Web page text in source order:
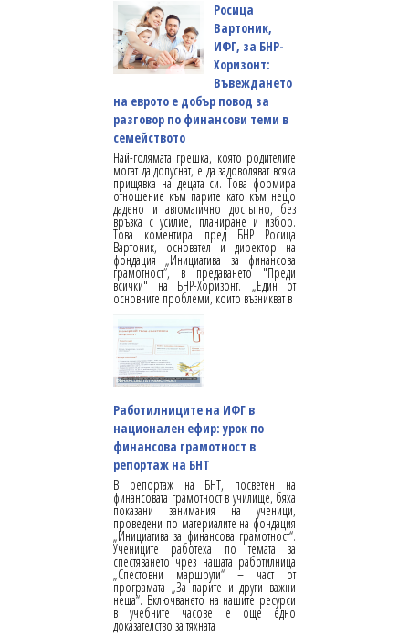
Росица
Вартоник,
ИФГ, за БНР-
Хоризонт:
Въвеждането
на еврото е добър повод за
разговор по финансови теми в
семейството
Най-голямата грешка, която родителите
могат да допуснат, е да задоволяват всяка
прищявка на децата си. Това формира
отношение към парите като към нещо
дадено и автоматично достъпно, без
връзка с усилие, планиране и избор.
Това коментира пред БНР Росица
Вартоник, основател и директор на
фондация „Инициатива за финансова
грамотност“, в предаването "Преди
всички" на БНР-Хоризонт. „Един от
основните проблеми, които възникват в
Работилниците на ИФГ в
национален ефир: урок по
финансова грамотност в
репортаж на БНТ
В репортаж на БНТ, посветен на
финансовата грамотност в училище, бяха
показани занимания на ученици,
проведени по материалите на фондация
„Инициатива за финансова грамотност“.
Учениците работеха по темата за
спестяването чрез нашата работилница
„Спестовни маршрути“ – част от
програмата „За парите и други важни
неща“. Включването на нашите ресурси
в учебните часове е още едно
доказателство за тяхната